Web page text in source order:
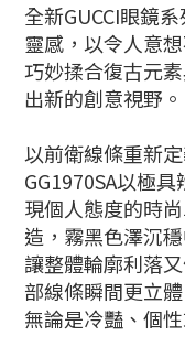
全新GUCCI眼鏡
靈感，以令人意
巧妙揉合復古元
出新的創意視野。
以前衛線條重新
GG1970SA以極
現個人態度的時尚
造，霧黑色澤沉
讓整體輪廓利落
部線條瞬間更立
無論是冷豔、個